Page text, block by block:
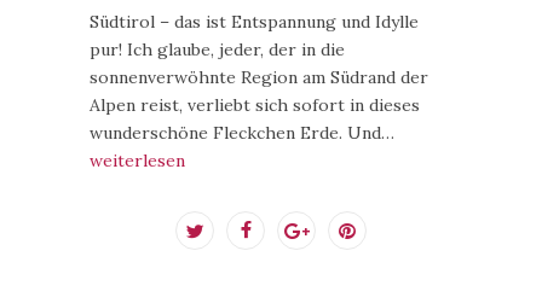
Südtirol – das ist Entspannung und Idylle
pur! Ich glaube, jeder, der in die
sonnenverwöhnte Region am Südrand der
Alpen reist, verliebt sich sofort in dieses
wunderschöne Fleckchen Erde. Und…
weiterlesen